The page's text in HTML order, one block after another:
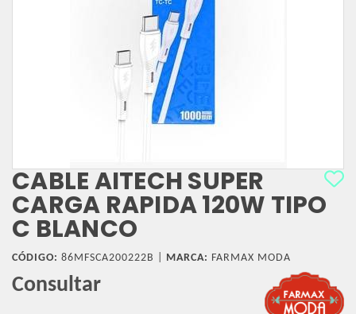
CABLE AITECH SUPER
CARGA RAPIDA 120W TIPO
C BLANCO
CÓDIGO: 86MFSCA200222B | MARCA: FARMAX MODA
Consultar